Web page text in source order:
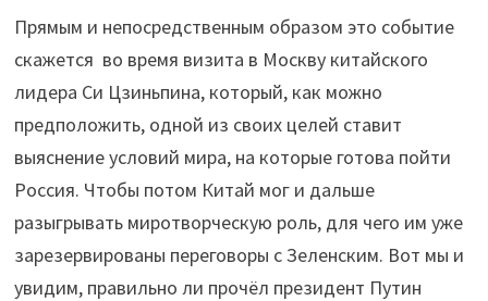
Прямым и непосредственным образом это событие
скажется во время визита в Москву китайского
лидера Си Цзиньпина, который, как можно
предположить, одной из своих целей ставит
выяснение условий мира, на которые готова пойти
Россия. Чтобы потом Китай мог и дальше
разыгрывать миротворческую роль, для чего им уже
зарезервированы переговоры с Зеленским. Вот мы и
увидим, правильно ли прочёл президент Путин